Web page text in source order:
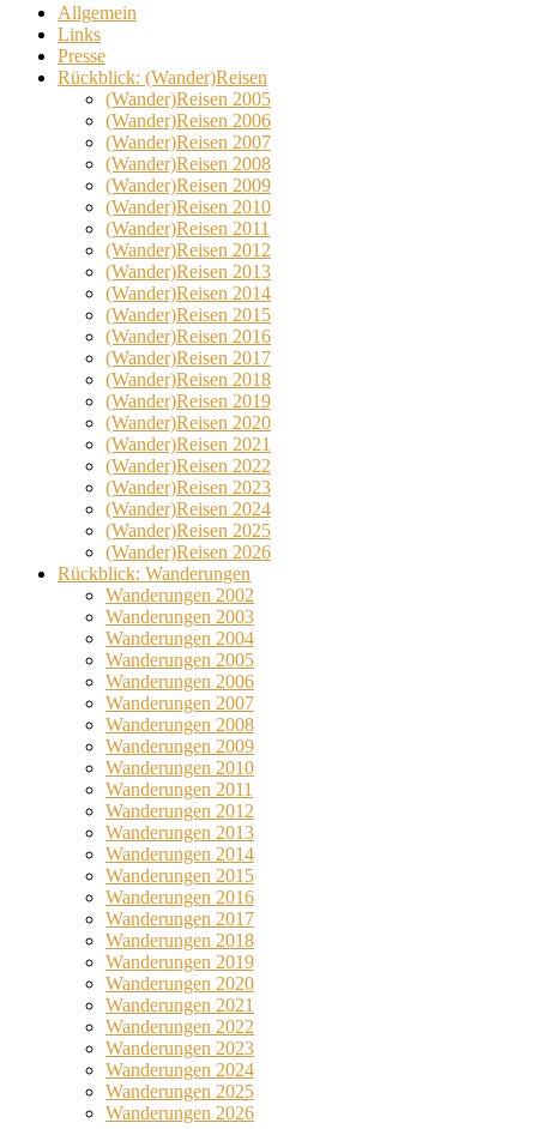
Allgemein
Links
Presse
Rückblick: (Wander)Reisen
(Wander)Reisen 2005
(Wander)Reisen 2006
(Wander)Reisen 2007
(Wander)Reisen 2008
(Wander)Reisen 2009
(Wander)Reisen 2010
(Wander)Reisen 2011
(Wander)Reisen 2012
(Wander)Reisen 2013
(Wander)Reisen 2014
(Wander)Reisen 2015
(Wander)Reisen 2016
(Wander)Reisen 2017
(Wander)Reisen 2018
(Wander)Reisen 2019
(Wander)Reisen 2020
(Wander)Reisen 2021
(Wander)Reisen 2022
(Wander)Reisen 2023
(Wander)Reisen 2024
(Wander)Reisen 2025
(Wander)Reisen 2026
Rückblick: Wanderungen
Wanderungen 2002
Wanderungen 2003
Wanderungen 2004
Wanderungen 2005
Wanderungen 2006
Wanderungen 2007
Wanderungen 2008
Wanderungen 2009
Wanderungen 2010
Wanderungen 2011
Wanderungen 2012
Wanderungen 2013
Wanderungen 2014
Wanderungen 2015
Wanderungen 2016
Wanderungen 2017
Wanderungen 2018
Wanderungen 2019
Wanderungen 2020
Wanderungen 2021
Wanderungen 2022
Wanderungen 2023
Wanderungen 2024
Wanderungen 2025
Wanderungen 2026